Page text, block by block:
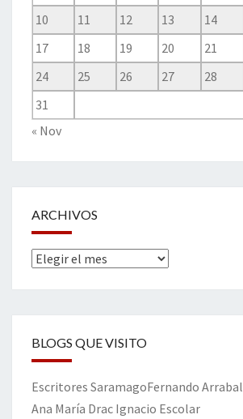
10
11 12 13 14
17
18 19 20 21
24
25 26 27 28
31
« Nov
ARCHIVOS
Archivos
BLOGS QUE VISITO
Escritores SaramagoFernando Arrabal
Ana María Drac Ignacio Escolar